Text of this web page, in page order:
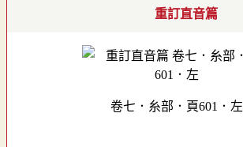
重訂直音篇
卷七．糸部．頁601．左